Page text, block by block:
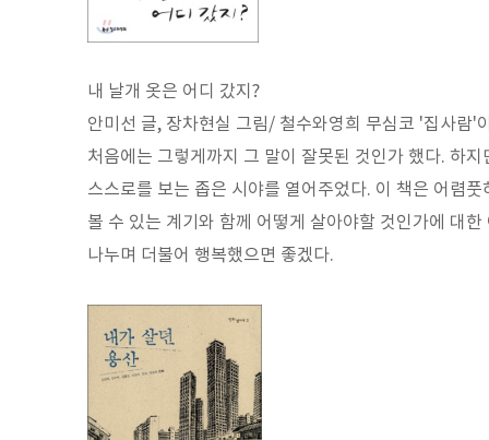
내 날개 옷은 어디 갔지?
안미선 글, 장차현실 그림/ 철수와영희 무심코 '집사람'
처음에는 그렇게까지 그 말이 잘못된 것인가 했다. 하
스스로를 보는 좁은 시야를 열어주었다. 이 책은 어렴
볼 수 있는 계기와 함께 어떻게 살아야할 것인가에 대
나누며 더불어 행복했으면 좋겠다.